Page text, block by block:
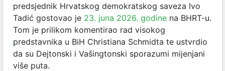
predsjednik Hrvatskog demokratskog saveza Ivo
Tadić gostovao je 23. juna 2026. godine na BHRT-u.
Tom je prilikom komentirao rad visokog
predstavnika u BiH Christiana Schmidta te ustvrdio
da su Dejtonski i Vašingtonski sporazumi mijenjani
više puta.